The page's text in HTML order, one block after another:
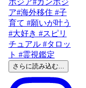
さらに読み込む...